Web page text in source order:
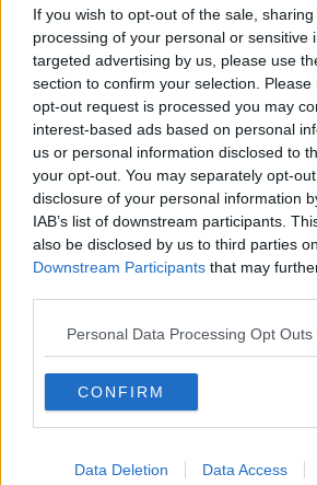
If you wish to opt-out of the sale,
processing of your personal or sensitive
targeted advertising by us, please use
section to confirm your selection.
opt-out request is processed you may
interest-based ads based on personal
us or personal information disclosed to
your opt-out. You may separately opt-
disclosure of your personal information
IAB’s list of downstream participants.
also be disclosed by us to third parties
Downstream Participants that may
Personal Data Processing Opt Outs
CONFIRM
Data Deletion Data Access
un motore di ricerca web di immagini su cui
nell’annuncio e controllare che non si tratti
di scatti di una casa reale.
Descrizione completa e dettagliata
Per capire se l’immobile e la zona (distanza
centrale…) corrispondono alla descrizione
cercare la strada indicata sulle mappe
volta trovato il luogo esatto, visualizzarlo
3 - Contattare l'inserzionista via chat
Per conferme ulteriori, prendere contatto
la chat della piattaforma, chiedere
sull'immobile e approfondire con una
numero di telefono, possibilmente fisso.
4 - Prezzo dell'immobile adeguato
Per capire se un prezzo è alto, basso o
una ricerca sulla zona tramite la piattaforma
l’annuncio, utilizzando anche un motore di
il prezzo non è troppo basso e quindi
località e la struttura della casa.
5 - Incontro con l'inserzionista
l’inserzionista per una visita della casa e